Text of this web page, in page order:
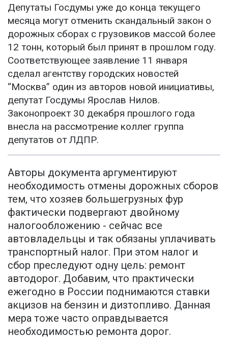
Депутаты Госдумы уже до конца текущего
месяца могут отменить скандальный закон о
дорожных сборах с грузовиков массой более
12 тонн, который был принят в прошлом году.
Соответствующее заявление 11 января
сделал агентству городских новостей
“Москва” один из авторов новой инициативы,
депутат Госдумы Ярослав Нилов.
Законопроект 30 декабря прошлого года
внесла на рассмотрение коллег группа
депутатов от ЛДПР.
Авторы документа аргументируют
необходимость отмены дорожных сборов
тем, что хозяев большегрузных фур
фактически подвергают двойному
налогообложению - сейчас все
автовладельцы и так обязаны уплачивать
транспортный налог. При этом налог и
сбор преследуют одну цель: ремонт
автодорог. Добавим, что практически
ежегодно в России поднимаются ставки
акцизов на бензин и дизтопливо. Данная
мера тоже часто оправдывается
необходимостью ремонта дорог.